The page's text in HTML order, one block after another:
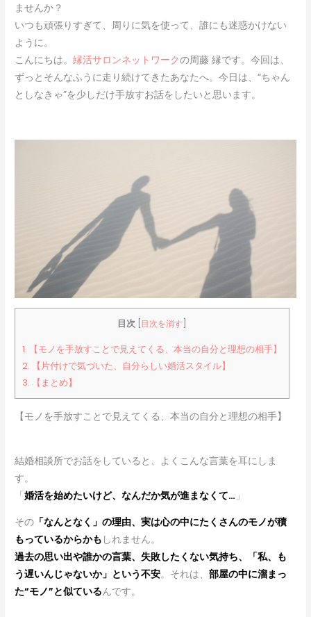
ませんか？
いつも頑張りすぎて、周りに気を使って、誰にも迷惑かけない
ように。
こんにちは。縁活サロンネットワークの周藤 縁です。今回は、
ずっとそんなふうに走り続けてきたあなたへ。今日は、“ちゃん
としなきゃ”を少しだけ手放すお話をしたいと思います。
目次 目次を消す
1. 【モノを手放すことで見えてくる、本当の自分と理想の相手】
2. 【片付けで気づいた、自分らしい婚活スタイル】
3. 【まとめ】
【モノを手放すことで見えてくる、本当の自分と理想の相手】
結婚相談所でお話をしていると、よくこんな言葉を耳にしま
す。
「婚活を始めたいけど、なんだか気が進まなくて… 」
その 「なんとなく」の理由、実は心の中にたくさんのモノが積
もっているからかも しれません。
過去の思い出や誰かの言葉、失敗したくない気持ち、「私、も
う遅いんじゃないか」という不安。それは、部屋の中に溜まっ
た“モノ”と似ているんです。